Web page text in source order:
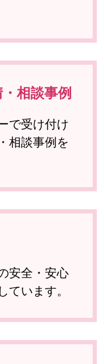
相談事例
で受け付け
相談事例を
安全・安心
ています。